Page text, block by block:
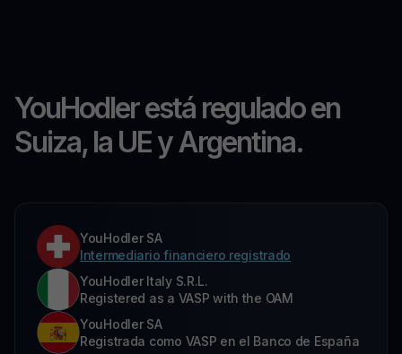
YouHodler está regulado en
Suiza, la UE y Argentina.
YouHodler SA
Intermediario financiero registrado
YouHodler Italy S.R.L.
Registered as a VASP with the OAM
YouHodler SA
Registrada como VASP en el Banco de España